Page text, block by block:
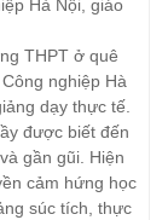
Hà Nội, giáo
THPT ở quê
nghiệp Hà
dạy thực tế.
được biết đến
gần gũi. Hiện
cảm hứng học
súc tích, thực